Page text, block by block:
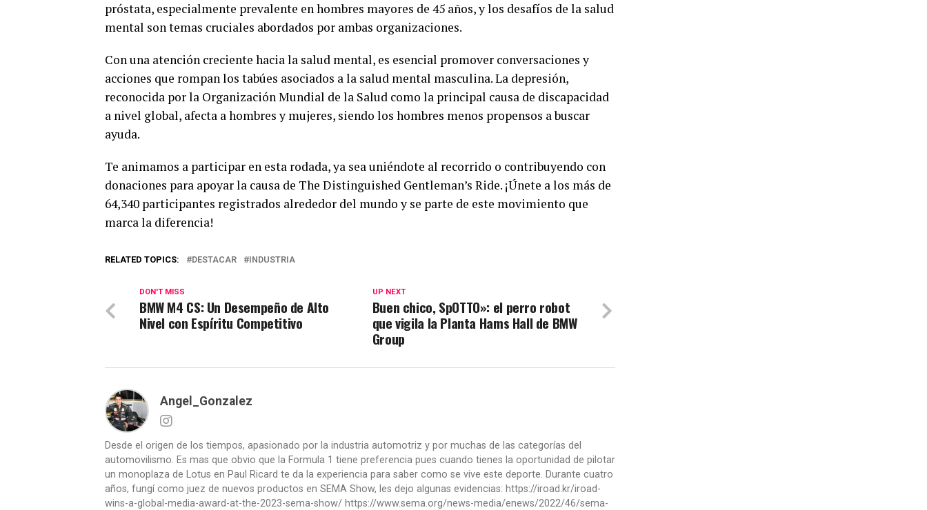
próstata, especialmente prevalente en hombres mayores de 45 años, y los desafíos de la salud
mental son temas cruciales abordados por ambas organizaciones.
Con una atención creciente hacia la salud mental, es esencial promover conversaciones y
acciones que rompan los tabúes asociados a la salud mental masculina. La depresión,
reconocida por la Organización Mundial de la Salud como la principal causa de discapacidad
a nivel global, afecta a hombres y mujeres, siendo los hombres menos propensos a buscar
ayuda.
Te animamos a participar en esta rodada, ya sea uniéndote al recorrido o contribuyendo con
donaciones para apoyar la causa de The Distinguished Gentleman’s Ride. ¡Únete a los más de
64,340 participantes registrados alrededor del mundo y se parte de este movimiento que
marca la diferencia!
RELATED TOPICS: DESTACAR INDUSTRIA
UP NEXT
Buen chico, SpOTTO»: el perro robot
que vigila la Planta Hams Hall de BMW
Group
DON'T MISS
BMW M4 CS: Un Desempeño de Alto
Nivel con Espíritu Competitivo
Angel_Gonzalez
Desde el origen de los tiempos, apasionado por la industria automotriz y por muchas de las categorías del
automovilismo. Es mas que obvio que la Formula 1 tiene preferencia pues cuando tienes la oportunidad de pilotar
un monoplaza de Lotus en Paul Ricard te da la experiencia para saber como se vive este deporte. Durante cuatro
años, fungí como juez de nuevos productos en SEMA Show, les dejo algunas evidencias: https://iroad.kr/iroad-
wins-a-global-media-award-at-the-2023-sema-show/ https://www.sema.org/news-media/enews/2022/46/sema-